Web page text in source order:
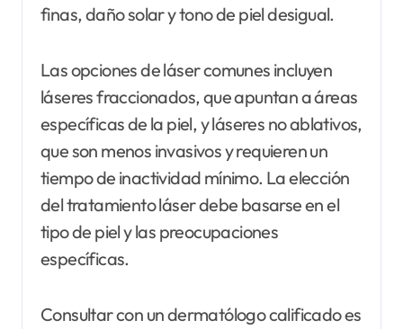
finas, daño solar y tono de piel desigual.
Las opciones de láser comunes incluyen
láseres fraccionados, que apuntan a áreas
específicas de la piel, y láseres no ablativos,
que son menos invasivos y requieren un
tiempo de inactividad mínimo. La elección
del tratamiento láser debe basarse en el
tipo de piel y las preocupaciones
específicas.
Consultar con un dermatólogo calificado es